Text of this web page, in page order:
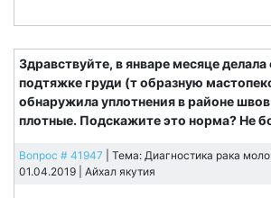
Здравствуйте, в январе месяце
подтяжке груди (т образную
обнаружила уплотнения в районе
плотные. Подскажите это норма? Не
Вопрос # 41947 | Тема: Диагностика рака
01.04.2019 | Айхал якутия